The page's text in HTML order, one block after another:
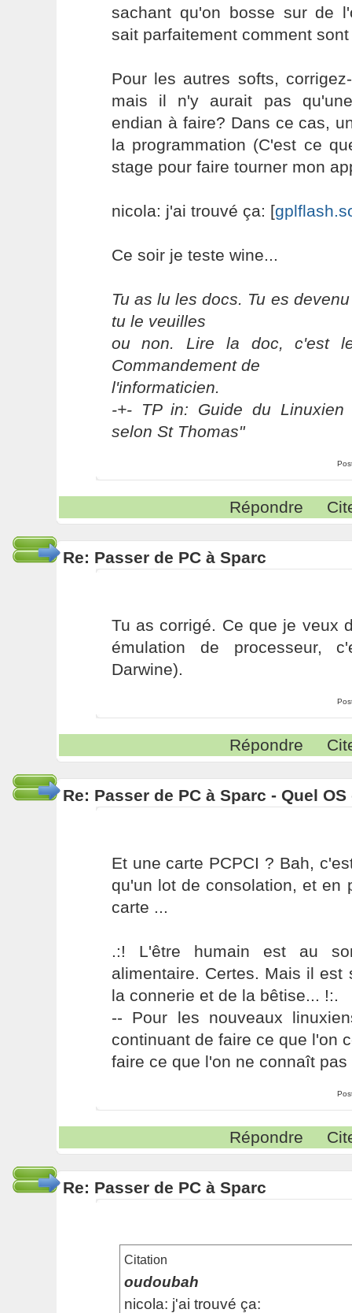
sachant qu'on bosse sur de
sait parfaitement comment
Pour les autres softs,
mais il n'y aurait pas
endian à faire? Dans ce cas,
la programmation (C'est ce
stage pour faire tourner mon
nicola: j'ai trouvé ça: [
Ce soir je teste wine...
Tu as lu les docs. Tu es
tu le veuilles
ou non. Lire la doc, c'est
Commandement de
l'informaticien.
-+- TP in: Guide du Linuxien
selon St Thomas"
Répondre
Re: Passer de PC à Sparc
Tu as corrigé. Ce que je veux
émulation de processeur,
Darwine).
Répondre
Re: Passer de PC à Sparc - Quel
Et une carte PCPCI ? Bah,
qu'un lot de consolation, et en
carte ...
.:! L'être humain est au
alimentaire. Certes. Mais il est
la connerie et de la bêtise... !:.
-- Pour les nouveaux
continuant de faire ce que l'on
faire ce que l'on ne connaît pas
Répondre
Re: Passer de PC à Sparc
Citation
oudoubah
nicola: j'ai trouvé ça: